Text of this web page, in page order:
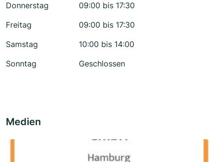
Donnerstag
09:00 bis 17:30
Freitag
09:00 bis 17:30
Samstag
10:00 bis 14:00
Sonntag
Geschlossen
Medien